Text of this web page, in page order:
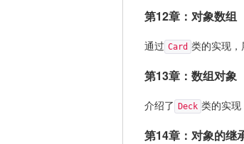
第12章：对象数组
通过 Card 类的实现，
第13章：数组对象
介绍了 Deck 类的实现
第14章：对象的继